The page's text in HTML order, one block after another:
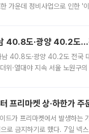
가운데 정비사업으로 인한 '
40.8도·광양 40.2도…
40.8도·광양 40.2도 전국
위·열대야 지속 서울 노원구
프리마켓 상·하한가 주
드가 프리마켓에서 발생하는
로 금지하기로 했다. 7일 넥